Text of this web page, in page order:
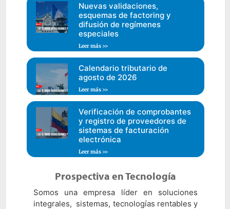
Nuevas validaciones,
esquemas de factoring y
difusión de regímenes
especiales
Leer más >>
Calendario tributario de
agosto de 2026
Leer más >>
Verificación de comprobantes
y registro de proveedores de
sistemas de facturación
electrónica
Leer más >>
Prospectiva en Tecnología
Somos una empresa líder en soluciones
integrales, sistemas, tecnologías rentables y